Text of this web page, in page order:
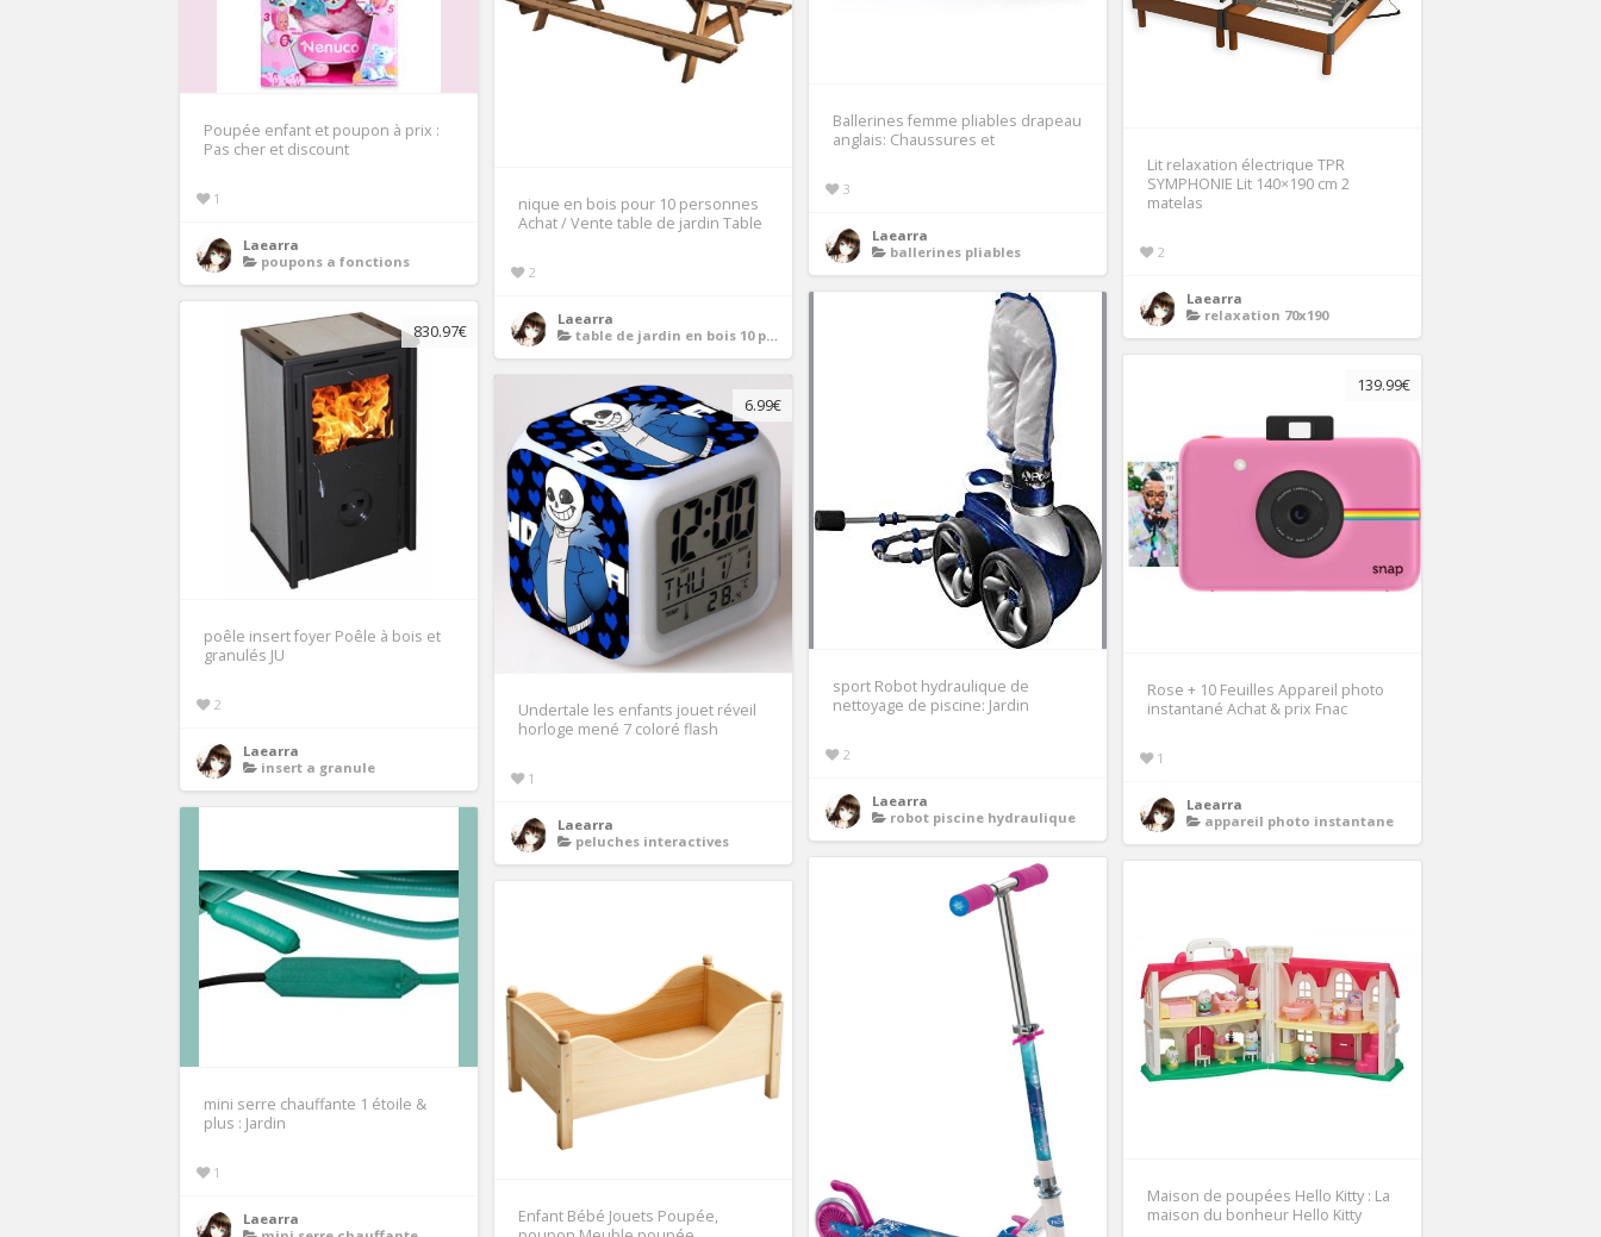
Ballerines femme pliables drapeau
anglais: Chaussures et
3
Laearra
ballerines pliables
Lit relaxation électrique TPR
SYMPHONIE Lit 140×190 cm 2
matelas
2
Laearra
relaxation 70x190
Poupée enfant et poupon à prix :
Pas cher et discount
1
Laearra
poupons a fonctions
nique en bois pour 10 personnes
Achat / Vente table de jardin Table
2
Laearra
table de jardin en bois 10 personnes
sport Robot hydraulique de
nettoyage de piscine: Jardin
2
Laearra
robot piscine hydraulique
830.97€
poêle insert foyer Poêle à bois et
granulés JU
2
Laearra
insert a granule
139.99€
Rose + 10 Feuilles Appareil photo
instantané Achat & prix Fnac
1
Laearra
appareil photo instantane
6.99€
Undertale les enfants jouet réveil
horloge mené 7 coloré flash
1
Laearra
peluches interactives
mini serre chauffante 1 étoile &
plus : Jardin
1
Laearra
Maison de poupées Hello Kitty : La
maison du bonheur Hello Kitty
Enfant Bébé Jouets Poupée,